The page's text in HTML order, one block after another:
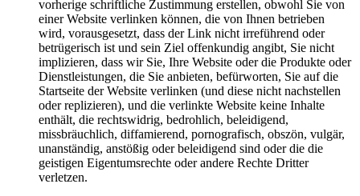
vorherige schriftliche Zustimmung erstellen, obwohl Sie von
einer Website verlinken können, die von Ihnen betrieben
wird, vorausgesetzt, dass der Link nicht irreführend oder
betrügerisch ist und sein Ziel offenkundig angibt, Sie nicht
implizieren, dass wir Sie, Ihre Website oder die Produkte oder
Dienstleistungen, die Sie anbieten, befürworten, Sie auf die
Startseite der Website verlinken (und diese nicht nachstellen
oder replizieren), und die verlinkte Website keine Inhalte
enthält, die rechtswidrig, bedrohlich, beleidigend,
missbräuchlich, diffamierend, pornografisch, obszön, vulgär,
unanständig, anstößig oder beleidigend sind oder die die
geistigen Eigentumsrechte oder andere Rechte Dritter
verletzen.